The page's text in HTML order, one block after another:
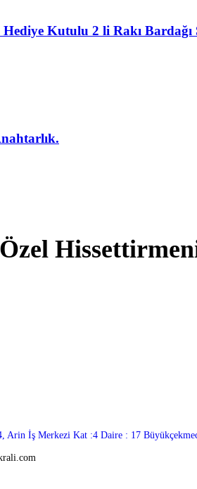
Kutulu 2 li Rakı Bardağı
Arin İş Merkezi Kat :4 Daire : 17